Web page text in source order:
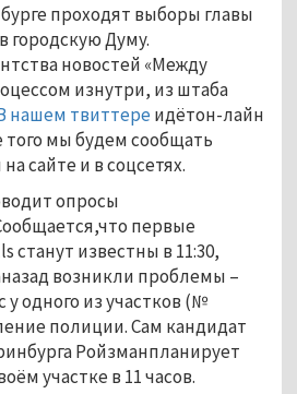
проходят выборы главы
городскую Думу.
новостей «Между
изнутри, из штаба
нашем твиттере идётон-лайн
мы будем сообщать
сайте и в соцсетях.
опросы
первые
станут известны в 11:30,
возникли проблемы –
одного из участков (№
полиции. Сам кандидат
Ройзманпланирует
участке в 11 часов.